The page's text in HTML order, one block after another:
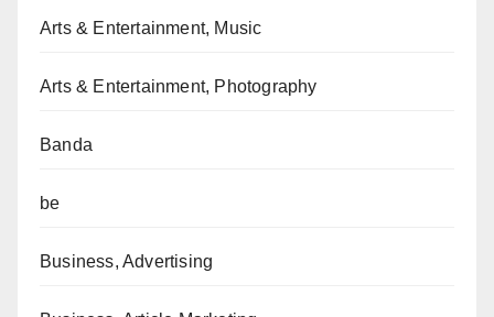
Arts & Entertainment, Music
Arts & Entertainment, Photography
Banda
be
Business, Advertising